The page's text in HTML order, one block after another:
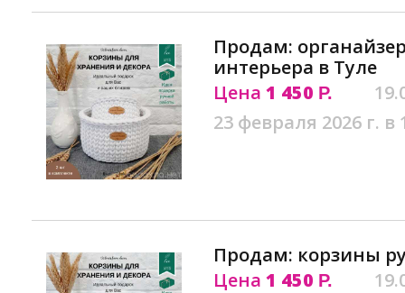
Продам:
интерьера в Туле
Цена 1 450 Р.
23 февраля 2026 г. в
Продам: корзины
Цена 1 450 Р.